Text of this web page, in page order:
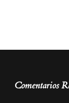
Comentarios